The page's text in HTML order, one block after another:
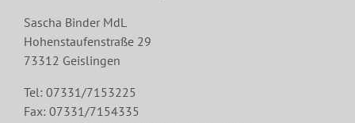
Sascha Binder MdL
Hohenstaufenstraße 29
73312 Geislingen
Tel: 07331/7153225
Fax: 07331/7154335